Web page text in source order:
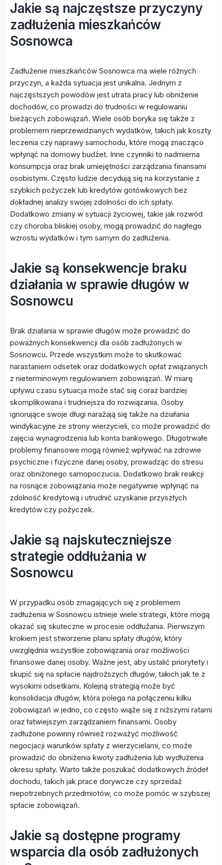
Jakie są najczęstsze przyczyny
zadłużenia mieszkańców
Sosnowca
Zadłużenie mieszkańców Sosnowca ma wiele różnych
przyczyn, a każda sytuacja jest unikalna. Jednym z
najczęstszych powodów jest utrata pracy lub obniżenie
dochodów, co prowadzi do trudności w regulowaniu
bieżących zobowiązań. Wiele osób boryka się także z
problemem nieprzewidzianych wydatków, takich jak koszty
leczenia czy naprawy samochodu, które mogą znacząco
wpłynąć na domowy budżet. Inne czynniki to nadmierna
konsumpcja oraz brak umiejętności zarządzania finansami
osobistymi. Często ludzie decydują się na korzystanie z
szybkich pożyczek lub kredytów gotówkowych bez
dokładnej analizy swojej zdolności do ich spłaty.
Dodatkowo zmiany w sytuacji życiowej, takie jak rozwód
czy choroba bliskiej osoby, mogą prowadzić do nagłego
wzrostu wydatków i tym samym do zadłużenia.
Jakie są konsekwencje braku
działania w sprawie długów w
Sosnowcu
Brak działania w sprawie długów może prowadzić do
poważnych konsekwencji dla osób zadłużonych w
Sosnowcu. Przede wszystkim może to skutkować
narastaniem odsetek oraz dodatkowych opłat związanych
z nieterminowym regulowaniem zobowiązań. W miarę
upływu czasu sytuacja może stać się coraz bardziej
skomplikowana i trudniejsza do rozwiązania. Osoby
ignorujące swoje długi narażają się także na działania
windykacyjne ze strony wierzycieli, co może prowadzić do
zajęcia wynagrodzenia lub konta bankowego. Długotrwałe
problemy finansowe mogą również wpływać na zdrowie
psychiczne i fizyczne danej osoby, prowadząc do stresu
oraz obniżonego samopoczucia. Dodatkowo brak reakcji
na rosnące zobowiązania może negatywnie wpłynąć na
zdolność kredytową i utrudnić uzyskanie przyszłych
kredytów czy pożyczek.
Jakie są najskuteczniejsze
strategie oddłużania w
Sosnowcu
W przypadku osób zmagających się z problemem
zadłużenia w Sosnowcu istnieje wiele strategii, które mogą
okazać się skuteczne w procesie oddłużania. Pierwszym
krokiem jest stworzenie planu spłaty długów, który
uwzględnia wszystkie zobowiązania oraz możliwości
finansowe danej osoby. Ważne jest, aby ustalić priorytety i
skupić się na spłacie najdroższych długów, takich jak te z
wysokimi odsetkami. Kolejną strategią może być
konsolidacja długów, która polega na połączeniu kilku
zobowiązań w jedno, co często wiąże się z niższymi ratami
oraz łatwiejszym zarządzaniem finansami. Osoby
zadłużone powinny również rozważyć możliwość
negocjacji warunków spłaty z wierzycielami, co może
prowadzić do obniżenia kwoty zadłużenia lub wydłużenia
okresu spłaty. Warto także poszukać dodatkowych źródeł
dochodu, takich jak prace dorywcze czy sprzedaż
niepotrzebnych przedmiotów, co może pomóc w szybszej
spłacie zobowiązań.
Jakie są dostępne programy
wsparcia dla osób zadłużonych